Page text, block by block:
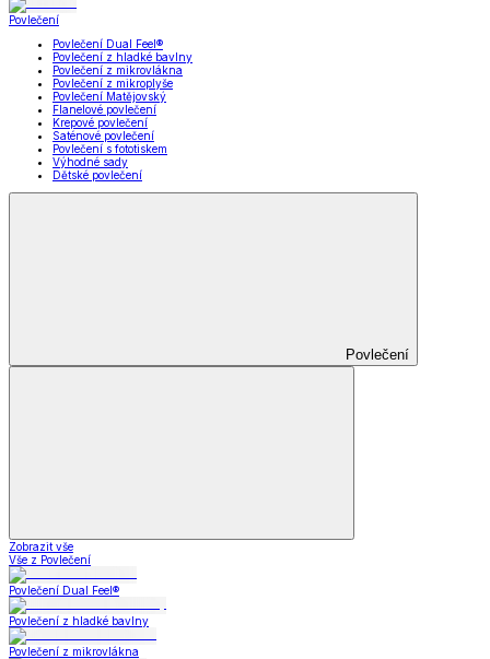
Povlečení
Povlečení Dual Feel®
Povlečení z hladké bavlny
Povlečení z mikrovlákna
Povlečení z mikroplyše
Povlečení Matějovský
Flanelové povlečení
Krepové povlečení
Saténové povlečení
Povlečení s fototiskem
Výhodné sady
Dětské povlečení
Povlečení
Zobrazit vše
Vše z Povlečení
Povlečení Dual Feel®
Povlečení z hladké bavlny
Povlečení z mikrovlákna